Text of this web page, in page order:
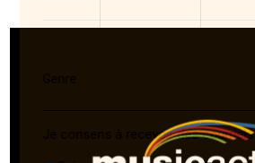
Genre
Je consens à recevoir des courriels